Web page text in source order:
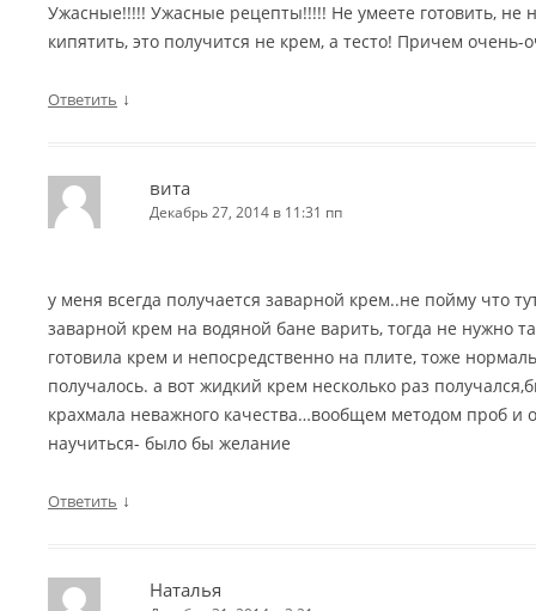
Ужасные!!!!! Ужасные рецепты!!!!! Не умеете готовить, не
кипятить, это получится не крем, а тесто! Причем очень-
Ответить ↓
вита
Декабрь 27, 2014 в 11:31 пп
у меня всегда получается заварной крем..не пойму что
заварной крем на водяной бане варить, тогда не нужно
готовила крем и непосредственно на плите, тоже
получалось. а вот жидкий крем несколько раз
крахмала неважного качества…вообщем методом проб и
научиться- было бы желание
Ответить ↓
Наталья